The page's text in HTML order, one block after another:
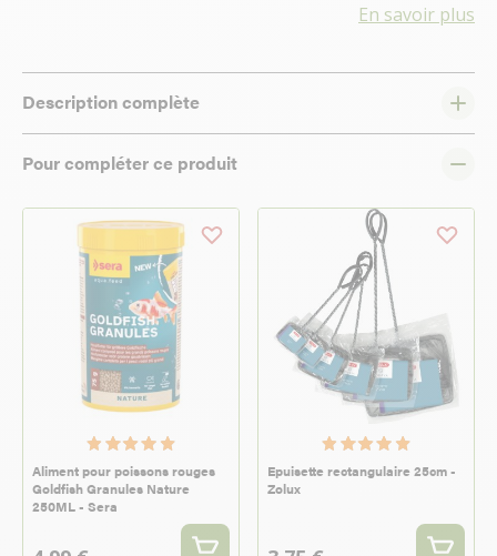
En savoir plus
Description complète
Pour compléter ce produit
Aliment pour poissons rouges
Goldfish Granules Nature
250ML - Sera
Epuisette rectangulaire 25cm -
Zolux